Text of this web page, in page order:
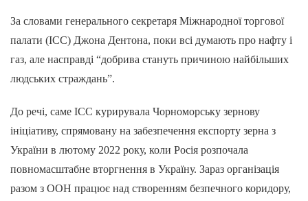
За словами генерального секретаря Міжнародної торгової
палати (ICC) Джона Дентона, поки всі думають про нафту і
газ, але насправді “добрива стануть причиною найбільших
людських страждань”.
До речі, саме ICC курирувала Чорноморську зернову
ініціативу, спрямовану на забезпечення експорту зерна з
України в лютому 2022 року, коли Росія розпочала
повномасштабне вторгнення в Україну. Зараз організація
разом з ООН працює над створенням безпечного коридору,